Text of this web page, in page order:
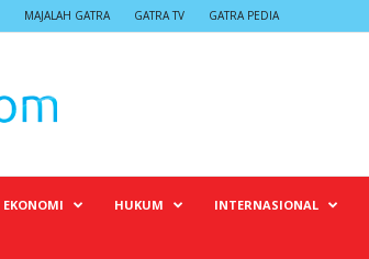
MAJALAH GATRA GATRA TV GATRA PEDIA
EKONOMI HUKUM INTERNASIONAL